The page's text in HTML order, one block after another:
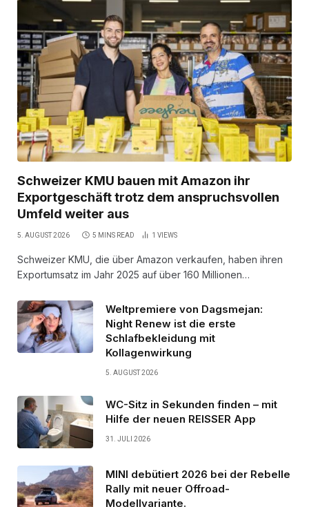
Schweizer KMU bauen mit Amazon ihr
Exportgeschäft trotz dem anspruchsvollen
Umfeld weiter aus
5. AUGUST 2026 5 MINS READ 1 VIEWS
Schweizer KMU, die über Amazon verkaufen, haben ihren
Exportumsatz im Jahr 2025 auf über 160 Millionen…
Weltpremiere von Dagsmejan:
Night Renew ist die erste
Schlafbekleidung mit
Kollagenwirkung
5. AUGUST 2026
WC-Sitz in Sekunden finden – mit
Hilfe der neuen REISSER App
31. JULI 2026
MINI debütiert 2026 bei der Rebelle
Rally mit neuer Offroad-
Modellvariante.